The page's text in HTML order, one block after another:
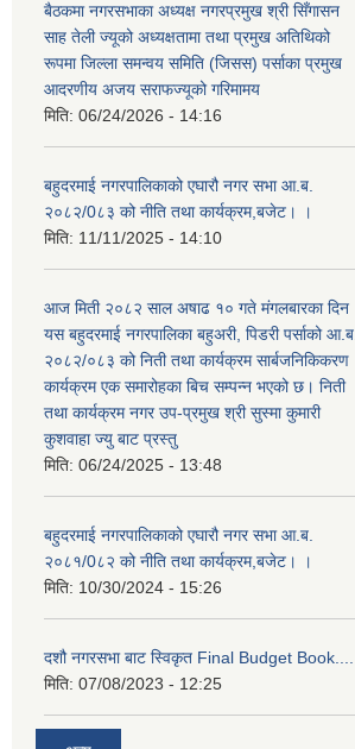
बैठकमा नगरसभाका अध्यक्ष नगरप्रमुख श्री सिँगासन
साह तेली ज्यूको अध्यक्षतामा तथा प्रमुख अतिथिको
रूपमा जिल्ला समन्वय समिति (जिसस) पर्साका प्रमुख
आदरणीय अजय सराफज्यूको गरिमामय
मिति: 06/24/2026 - 14:16
बहुदरमाई नगरपालिकाको एघारौ नगर सभा आ.ब.
२०८२/0८३ को नीति तथा कार्यक्रम,बजेट। ।
मिति: 11/11/2025 - 14:10
आज मिती २०८२ साल अषाढ १० गते मंगलबारका दिन
यस बहुदरमाई नगरपालिका बहुअरी, पिडरी पर्साको आ.ब.
२०८२/०८३ को निती तथा कार्यक्रम सार्बजनिकिकरण
कार्यक्रम एक समारोहका बिच सम्पन्न भएको छ। निती
तथा कार्यक्रम नगर उप-प्रमुख श्री सुस्मा कुमारी
कुशवाहा ज्यु बाट प्रस्तु
मिति: 06/24/2025 - 13:48
बहुदरमाई नगरपालिकाको एघारौ नगर सभा आ.ब.
२०८१/0८२ को नीति तथा कार्यक्रम,बजेट। ।
मिति: 10/30/2024 - 15:26
दशौ नगरसभा बाट स्विकृत Final Budget Book....
मिति: 07/08/2023 - 12:25